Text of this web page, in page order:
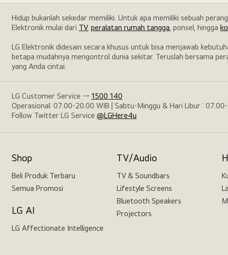
Hidup bukanlah sekedar memiliki. Untuk apa memiliki sebuah
Elektronik mulai dari TV, peralatan rumah tangga, ponsel, hingga
LG Elektronik didesain secara khusus untuk bisa menjawab
betapa mudahnya mengontrol dunia sekitar. Teruslah bersama
yang Anda cintai.
LG Customer Service → 1500 140
Operasional: 07.00-20.00 WIB | Sabtu-Minggu & Hari Libur :
Follow Twitter LG Service @LGHere4u
Shop
Beli Produk Terbaru
Semua Promosi
LG AI
LG Affectionate Intelligence
TV/Audio
TV & Soundbars
Lifestyle Screens
Bluetooth Speakers
Projectors